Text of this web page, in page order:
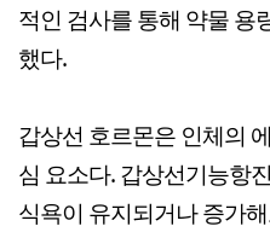
적인 검사를 통해 약물 용
했다.
갑상선 호르몬은 인체의
심 요소다. 갑상선기능항
식욕이 유지되거나 증가